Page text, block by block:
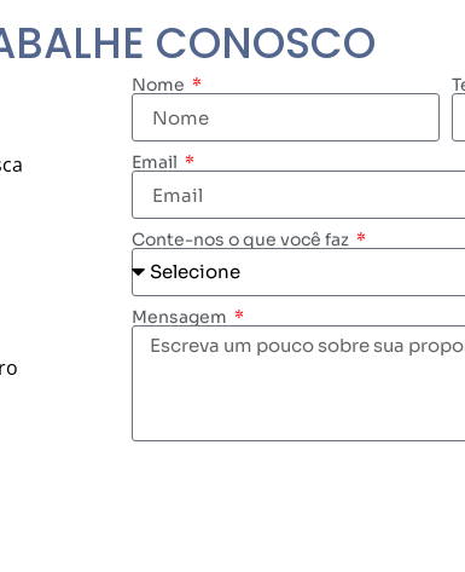
CONOSCO
Nome
Email
Conte-nos o que você faz
Mensagem